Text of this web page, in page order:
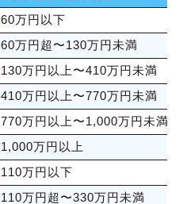
60万円以下
60万円超〜130万円未満
130万円以上〜410万円未満
410万円以上〜770万円未満
770万円以上〜1,000万円未満
1,000万円以上
110万円以下
110万円超〜330万円未満